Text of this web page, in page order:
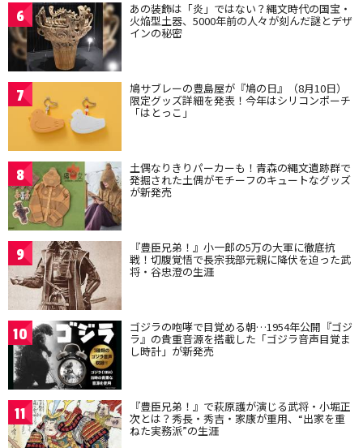
6 あの装飾は「炎」ではない？縄文時代の国宝・
火焔型土器、5000年前の人々が刻んだ謎とデザ
インの秘密
7 鳩サブレーの豊島屋が『鳩の日』（8月10日）
限定グッズ詳細を発表！今年はシリコンポーチ
「はとっこ」
8 土偶なりきりパーカーも！青森の縄文遺跡群で
発掘された土偶がモチーフのキュートなグッズ
が新発売
9 『豊臣兄弟！』小一郎の5万の大軍に徹底抗
戦！切腹覚悟で長宗我部元親に降伏を迫った武
将・谷忠澄の生涯
10 ゴジラの咆哮で目覚める朝…1954年公開『ゴジ
ラ』の貴重音源を搭載した「ゴジラ音声目覚ま
し時計」が新発売
11 『豊臣兄弟！』で萩原護が演じる武将・小堀正
次とは？秀長・秀吉・家康が重用、“出家を重
ねた実務派”の生涯